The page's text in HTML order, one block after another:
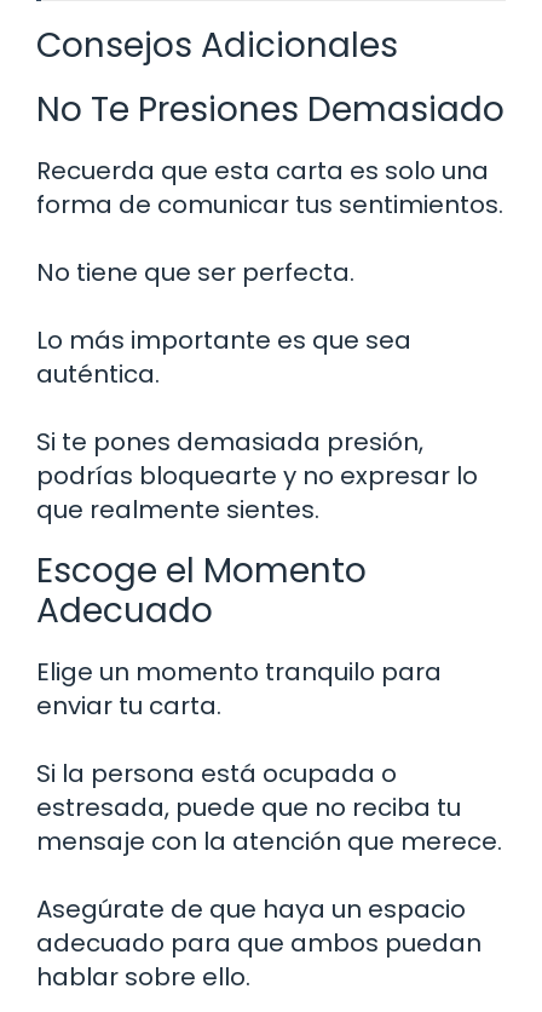
Consejos Adicionales
No Te Presiones Demasiado
Recuerda que esta carta es solo una
forma de comunicar tus sentimientos.
No tiene que ser perfecta.
Lo más importante es que sea
auténtica.
Si te pones demasiada presión,
podrías bloquearte y no expresar lo
que realmente sientes.
Escoge el Momento
Adecuado
Elige un momento tranquilo para
enviar tu carta.
Si la persona está ocupada o
estresada, puede que no reciba tu
mensaje con la atención que merece.
Asegúrate de que haya un espacio
adecuado para que ambos puedan
hablar sobre ello.